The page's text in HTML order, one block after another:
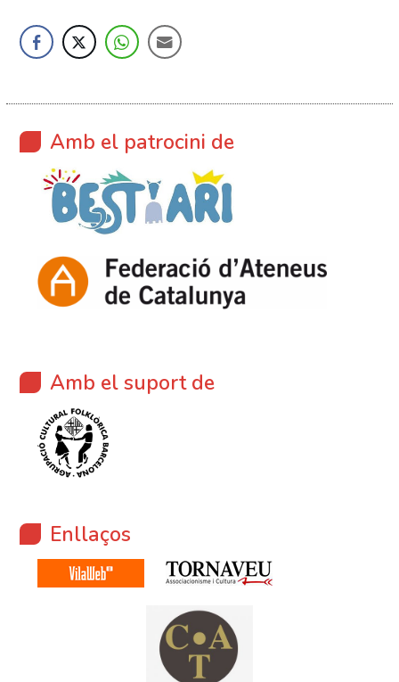
Amb el patrocini de
Amb el suport de
Enllaços